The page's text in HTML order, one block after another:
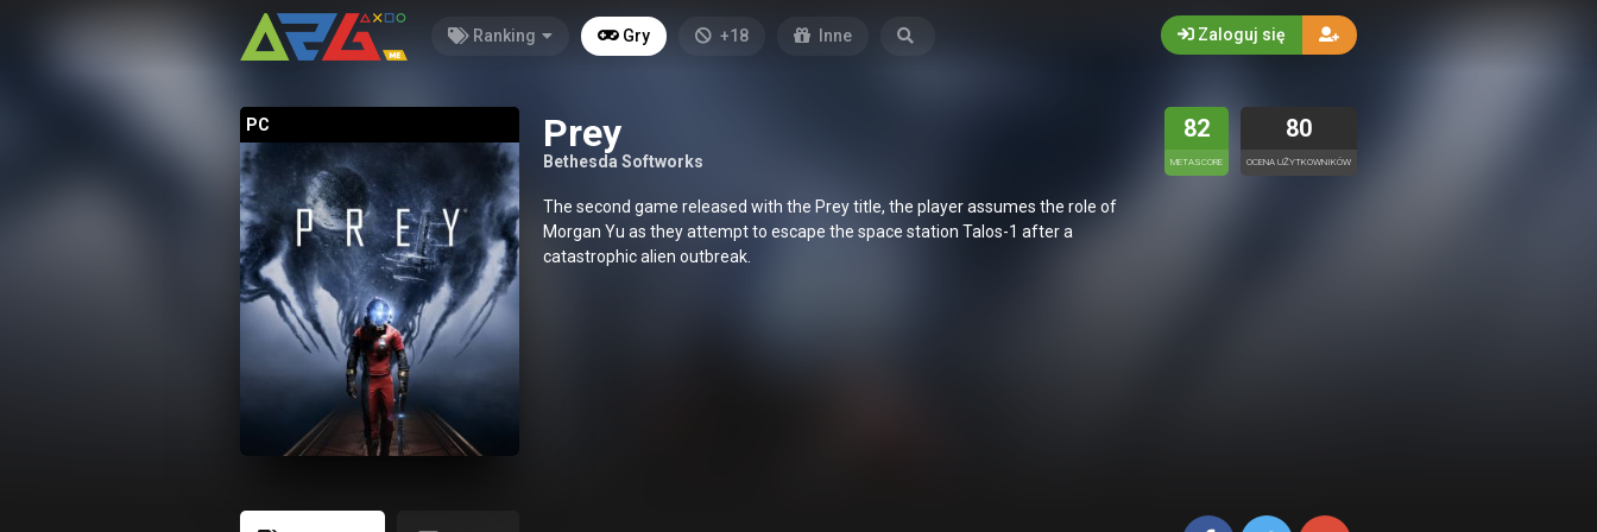
Ranking Gry +18 Inne Zaloguj się
PC Prey
Bethesda Softworks
82
METASCORE
80
OCENA UŻYTKOWNIKÓW
The second game released with the Prey title, the player assumes the role of
Morgan Yu as they attempt to escape the space station Talos-1 after a
catastrophic alien outbreak.